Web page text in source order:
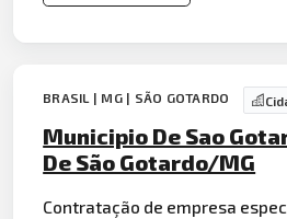
BRASIL | MG | SÃO GOTARDO
Municipio De Sao
De São Gotardo/MG
Contratação de empresa